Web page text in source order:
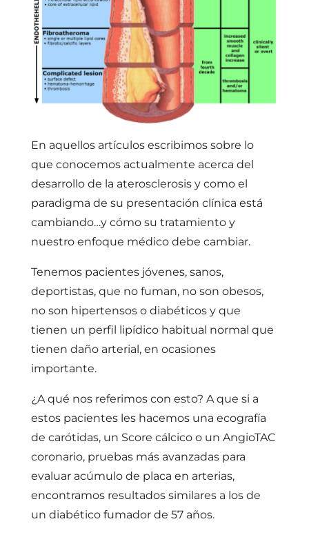
En aquellos artículos escribimos sobre lo
que conocemos actualmente acerca del
desarrollo de la aterosclerosis y como el
paradigma de su presentación clínica está
cambiando…y cómo su tratamiento y
nuestro enfoque médico debe cambiar.
Tenemos pacientes jóvenes, sanos,
deportistas, que no fuman, no son obesos,
no son hipertensos o diabéticos y que
tienen un perfil lipídico habitual normal que
tienen daño arterial, en ocasiones
importante.
¿A qué nos referimos con esto? A que si a
estos pacientes les hacemos una ecografía
de carótidas, un Score cálcico o un AngioTAC
coronario, pruebas más avanzadas para
evaluar acúmulo de placa en arterias,
encontramos resultados similares a los de
un diabético fumador de 57 años.